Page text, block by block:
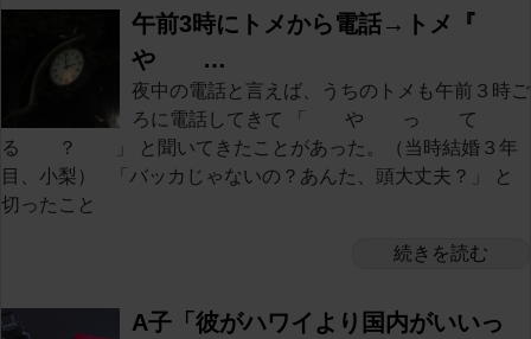
午前3時にトメから電話→トメ『
や …
夜中の電話と言えば、うちのトメも午前３時ご
ろに電話してきて 「 や っ て
る ？ 」 と聞いてきたことがあった。（当時結婚３年
目、小梨） 「バッカじゃないの？あんた、頭大丈夫？」 と
切ったこと
続きを読む
A子「彼がハワイより国内がいいっ